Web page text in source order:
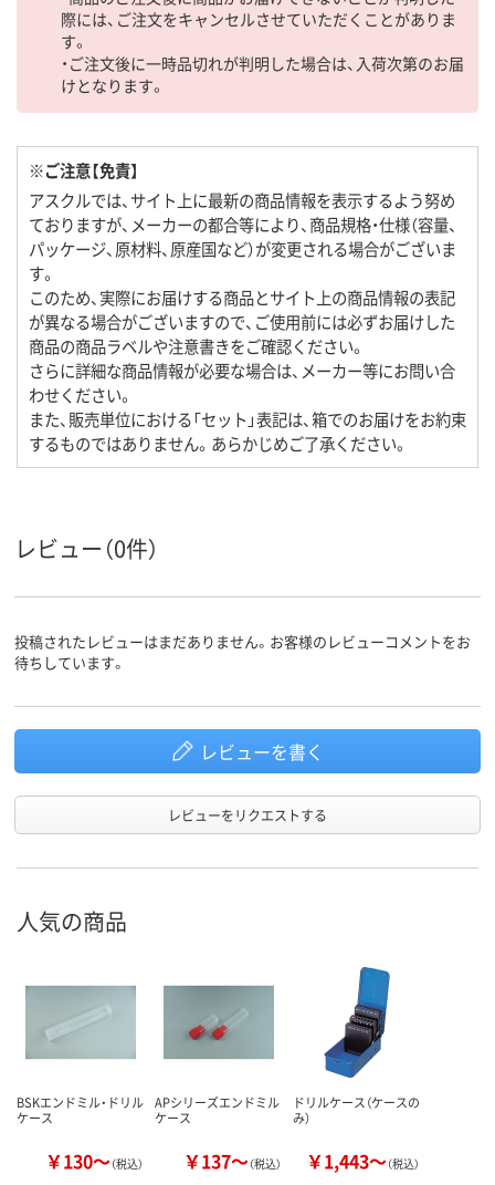
際には、ご注文をキャンセルさせていただくことがありま
す。
・ご注文後に一時品切れが判明した場合は、入荷次第のお届
けとなります。
※ご注意【免責】
アスクルでは、サイト上に最新の商品情報を表示するよう努め
ておりますが、メーカーの都合等により、商品規格・仕様（容量、
パッケージ、原材料、原産国など）が変更される場合がございま
す。
このため、実際にお届けする商品とサイト上の商品情報の表記
が異なる場合がございますので、ご使用前には必ずお届けした
商品の商品ラベルや注意書きをご確認ください。
さらに詳細な商品情報が必要な場合は、メーカー等にお問い合
わせください。
また、販売単位における「セット」表記は、箱でのお届けをお約束
するものではありません。あらかじめご了承ください。
レビュー（0件）
投稿されたレビューはまだありません。お客様のレビューコメントをお
待ちしています。
レビューを書く
レビューをリクエストする
人気の商品
BSKエンドミル・ドリル
ケース
￥130～（税込）
APシリーズエンドミル
ケース
￥137～（税込）
ドリルケース（ケースの
み）
￥1,443～（税込）